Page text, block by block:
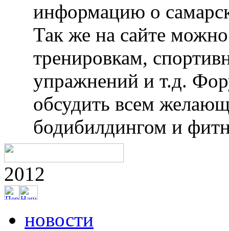
информацию о
Так же на сайте
тренировкам,
упражнений и т.д.
обсудить всем
бодибилдингом и
2012
новости